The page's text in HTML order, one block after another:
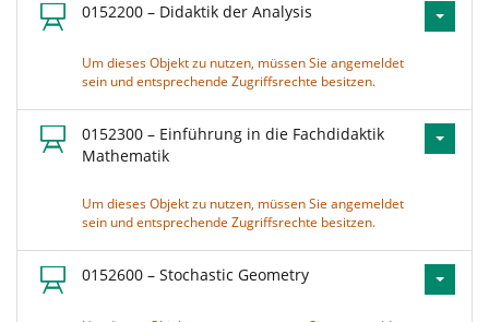
0152200 – Didaktik der Analysis
Um dieses Objekt zu nutzen, müssen Sie angemeldet
sein und entsprechende Zugriffsrechte besitzen.
0152300 – Einführung in die Fachdidaktik
Mathematik
Um dieses Objekt zu nutzen, müssen Sie angemeldet
sein und entsprechende Zugriffsrechte besitzen.
0152600 – Stochastic Geometry